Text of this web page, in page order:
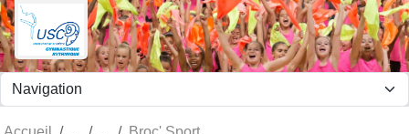
Panneau de gestion des cookies